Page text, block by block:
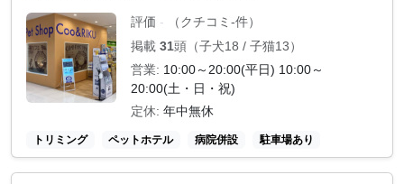
評価 -
（クチコミ-件）
掲載 31頭（子犬18 / 子猫13）
営業: 10:00～20:00(平日) 10:00～
20:00(土・日・祝)
定休: 年中無休
トリミング ペットホテル 病院併設 駐車場あり